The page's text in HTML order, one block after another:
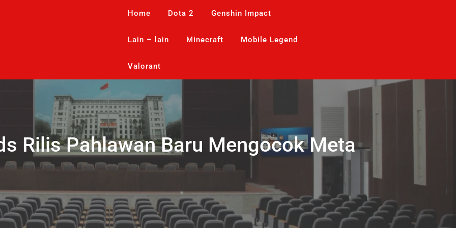
Home Dota 2 Genshin Impact
Lain – lain Minecraft Mobile Legend
Valorant
Rilis Pahlawan Baru Mengocok Meta